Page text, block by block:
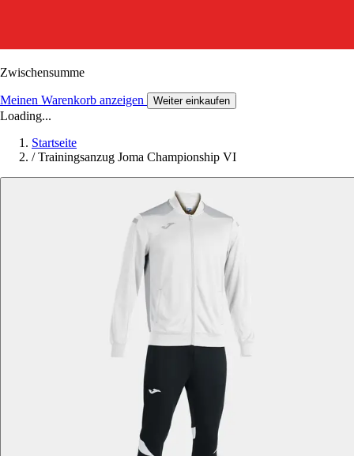
Zwischensumme
Meinen Warenkorb anzeigen Weiter einkaufen
Loading...
Startseite
/ Trainingsanzug Joma Championship VI